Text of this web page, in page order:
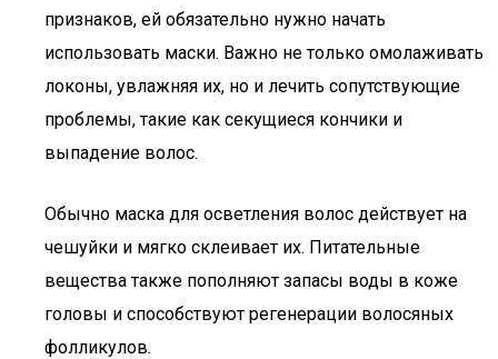
признаков, ей обязательно нужно начать
использовать маски. Важно не только омолаживать
локоны, увлажняя их, но и лечить сопутствующие
проблемы, такие как секущиеся кончики и
выпадение волос.
Обычно маска для осветления волос действует на
чешуйки и мягко склеивает их. Питательные
вещества также пополняют запасы воды в коже
головы и способствуют регенерации волосяных
фолликулов.